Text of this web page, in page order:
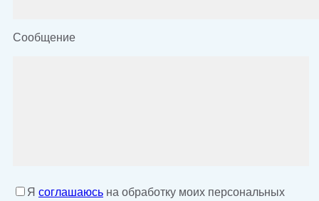
Сообщение
Я соглашаюсь на обработку моих персональных